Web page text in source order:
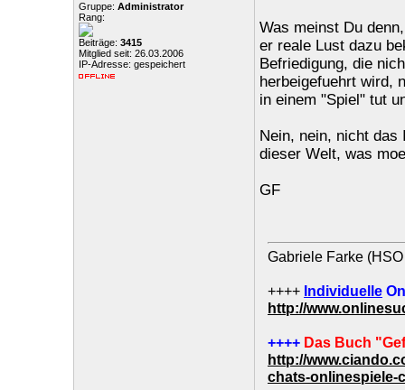
Gruppe: Administrator
Rang:
Beiträge: 3415
Mitglied seit: 26.03.2006
IP-Adresse: gespeichert
Was meinst Du
er reale Lust dazu
Befriedigung, die
herbeigefuehrt wird,
in einem "Spiel" tut
Nein, nein, nicht das
dieser Welt, was
GF
Gabriele Farke (HSO
++++ Individuelle
http://
++++ Das Buch
http://
chats-onlinespiele-